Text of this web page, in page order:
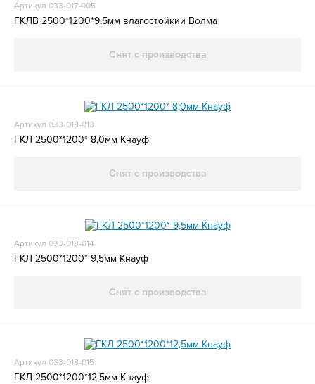
Артикул 033-017-005
ГКЛВ 2500*1200*9,5мм влагостойкий Волма
Снят с производства
Артикул 033-018-013
ГКЛ 2500*1200* 8,0мм Кнауф
Снят с производства
Артикул 033-018-014
ГКЛ 2500*1200* 9,5мм Кнауф
Снят с производства
Артикул 033-018-015
ГКЛ 2500*1200*12,5мм Кнауф